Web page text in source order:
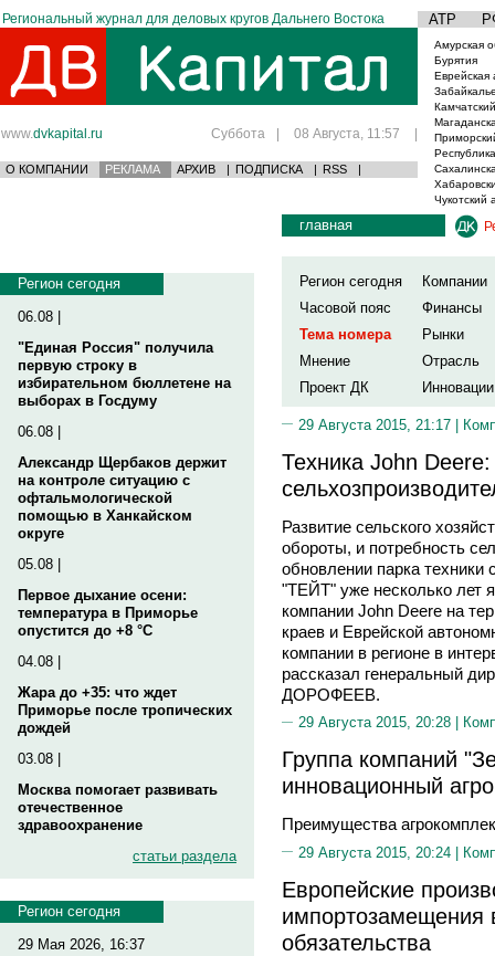
Региональный журнал для деловых кругов Дальнего Востока АТР
www.dvkapital.ru Суббота | 08 Августа, 11:57 |
О КОМПАНИИ РЕКЛАМА АРХИВ | ПОДПИСКА | RSS |
Амурская
Бурятия
Еврейская
Чукотский
Регион сегодня
06.08 |
"Единая Россия" получила
первую строку в
избирательном бюллетене на
выборах в Госдуму
06.08 |
Александр Щербаков держит
на контроле ситуацию с
офтальмологической
помощью в Ханкайском
округе
05.08 |
Первое дыхание осени:
температура в Приморье
опустится до +8 °C
04.08 |
Жара до +35: что ждет
Приморье после тропических
дождей
03.08 |
Москва помогает развивать
отечественное
здравоохранение
статьи раздела
Регион сегодня
29 Мая 2026, 16:37
главная
Регион сегодня
Компании
Часовой пояс
Финансы
Тема номера
Рынки
Мнение
Отрасль
Проект ДК
Инновации
29 Августа 2015, 21:17 |
Техника John
Развитие сельского
обороты, и потребность
обновлении парка
"ТЕЙТ" уже несколько лет
компании John Deere на
краев и Еврейской
компании в регионе в
рассказал генеральный
ДОРОФЕЕВ.
29 Августа 2015, 20:28 |
Группа компаний
инновационный
Преимущества
29 Августа 2015, 20:24 |
Европейские
импортозамещения
обязательства